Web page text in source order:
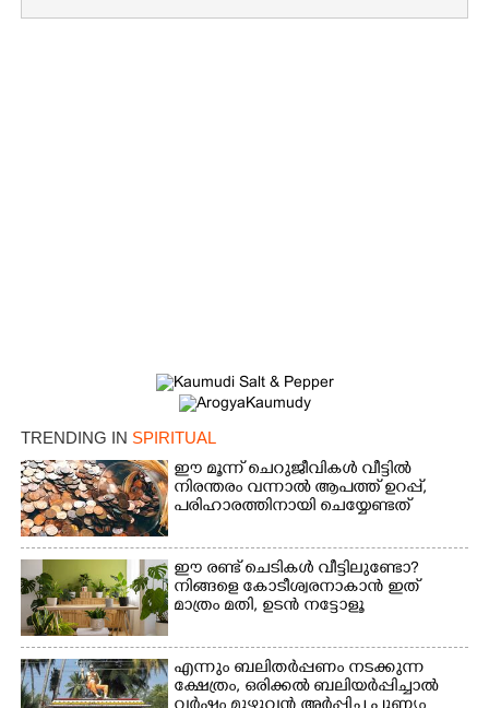
TRENDING IN SPIRITUAL
ഈ മൂന്ന് ചെറുജീവികൾ വീട്ടിൽ
നിരന്തരം വന്നാൽ ആപത്ത് ഉറപ്പ്,​
പരിഹാരത്തിനായി ചെയ്യേണ്ടത്
ഈ രണ്ട് ചെടികൾ വീട്ടിലുണ്ടോ?​
നിങ്ങളെ കോടീശ്വരനാകാൻ ഇത്
മാത്രം മതി,​ ഉടൻ നട്ടോളൂ
എന്നും ബലിതർപ്പണം നടക്കുന്ന
ക്ഷേത്രം,​ ഒരിക്കൽ ബലിയർപ്പിച്ചാൽ